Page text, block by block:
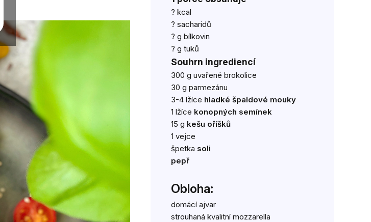
? kcal
? sacharidů
? g bílkovin
? g tuků
Souhrn ingrediencí
300 g uvařené brokolice
30 g parmezánu
3-4 lžíce hladké špaldové mouky
1 lžíce konopných semínek
15 g kešu oříšků
1 vejce
špetka soli
pepř
Obloha:
domácí ajvar
strouhaná kvalitní mozzarella